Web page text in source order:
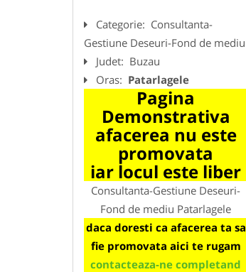
Categorie: Consultanta-
Gestiune Deseuri-Fond de mediu
Judet: Buzau
Oras: Patarlagele
Pagina
Demonstrativa
afacerea nu este
promovata
iar locul este liber
Consultanta-Gestiune Deseuri-
Fond de mediu Patarlagele
daca doresti ca afacerea ta sa
fie promovata aici te rugam
contacteaza-ne completand